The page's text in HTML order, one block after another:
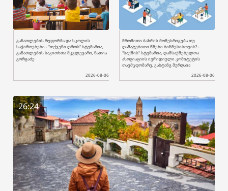
განათლების რეფორმა და სკოლის
საჭიროებები - "თქვენი დროს" სტუმარია,
განათლების საკითხთა მკვლევარი, ნათია
გორგაძე
2026-08-06
შრომითი ბაზრის მოწესრიგება თუ
დამატებითი წნეხი ბიზნესისთვის? -
"საქმის" სტუმარია, დამსაქმებელთა
ასოციაციის იურიდიული კომიტეტის
თავმჯდომარე, ვახტანგ შურღაია
2026-08-06
26:24